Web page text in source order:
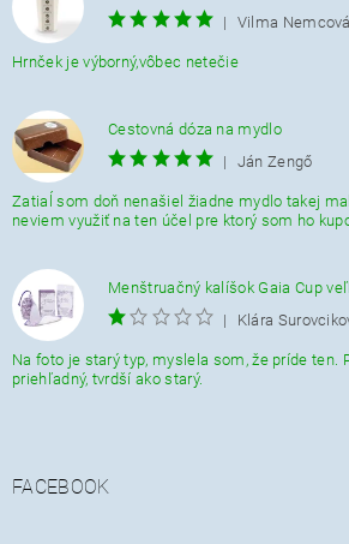
|
Vilma Nemcová
Hrnček je výborný,vôbec netečie
Cestovná dóza na mydlo
|
Ján Zengő
Zatiaĺ som doň nenašiel žiadne mydlo takej
neviem využiť na ten účel pre ktorý som ho
Menštruačný kalíšok Gaia Cup
|
Klára
Na foto je starý typ, myslela som, že príde ten.
priehľadný, tvrdší ako starý.
FACEBOOK